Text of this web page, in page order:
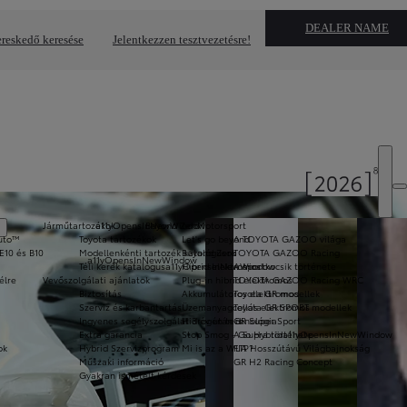
keresése Jelentkezzen tesztvezetésre!
DEALER NAME
a11yOpensInNewWindow
Járműtartozékok
Toyota tartozékok
Modellenkénti tartozék katalógusok
Téli kerék katalógusa11yOpensInNewWindow
Vevőszolgálati ajánlatok
Biztosítás
Szerviz és karbantartás
Ingyenes segélyszolgálat 3 év után is
Extra garancia
Hybrid Szervizprogram
Műszaki információ
Gyakran ismételt kérdések
Beyond Zero
Let's go beyond
Beyond Zero
Hibrid elektromos
Plug-in hibrid elektromos
Akkumulátoros elektromos
Üzemanyagcellás elektromos
Hidrogén technológia
Stop Smog - Go Hybrida11yOpensInNewWindow
Mi is az a WLTP?
és B10
a11yOpensInNewWindow
Motorsport
A TOYOTA GAZOO világa
TOYOTA GAZOO Racing
A sportkocsik története
TOYOTA GAZOO Racing WRC
Toyota GR modellek
Toyota GR SPORT modellek
GR Super Sport
A Supra története
FIA Hosszútávú Világbajnokság
GR H2 Racing Concept